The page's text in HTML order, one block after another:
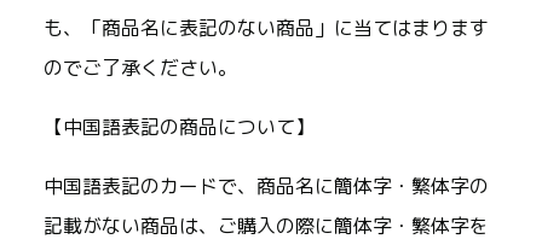
も、「商品名に表記のない商品」に当てはまります
のでご了承ください。
【中国語表記の商品について】
中国語表記のカードで、商品名に簡体字・繁体字の
記載がない商品は、ご購入の際に簡体字・繁体字を